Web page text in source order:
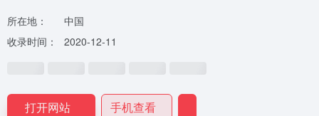
所在地：
中国
收录时间：
2020-12-11
打开网站 手机查看